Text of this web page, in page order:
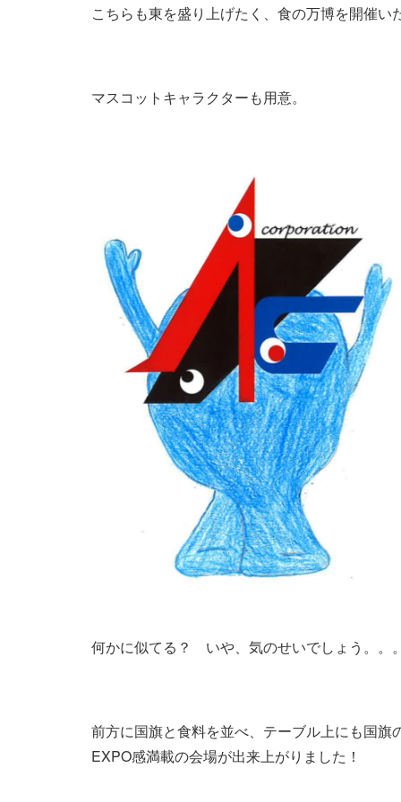
こちらも東を盛り上げたく、食の万博を開催い
マスコットキャラクターも用意。
何かに似てる？ いや、気のせいでしょう。。。
前方に国旗と食料を並べ、テーブル上にも国旗
EXPO感満載の会場が出来上がりました！